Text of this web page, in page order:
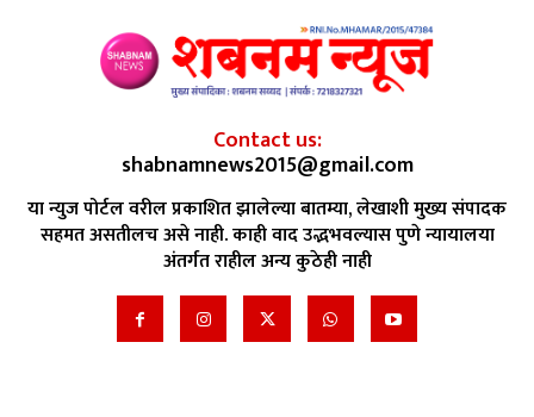
Contact us:
shabnamnews2015@gmail.com
या न्युज पोर्टल वरील प्रकाशित झालेल्या बातम्या, लेखाशी मुख्य संपादक
सहमत असतीलच असे नाही. काही वाद उद्भभवल्यास पुणे न्यायालया
अंतर्गत राहील अन्य कुठेही नाही